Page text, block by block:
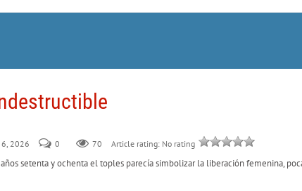
6, 2026 0 70 Article rating: No rating
setenta y ochenta el toples parecía simbolizar la liberación femenina,